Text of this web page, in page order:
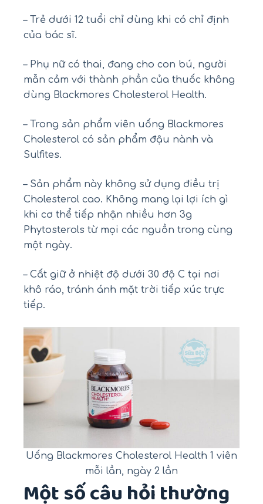
– Trẻ dưới 12 tuổi chỉ dùng khi có chỉ định
của bác sĩ.
– Phụ nữ có thai, đang cho con bú, người
mẫn cảm với thành phần của thuốc không
dùng Blackmores Cholesterol Health.
– Trong sản phẩm viên uống Blackmores
Cholesterol có sản phẩm đậu nành và
Sulfites.
– Sản phẩm này không sử dụng điều trị
Cholesterol cao. Không mang lại lợi ích gì
khi cơ thể tiếp nhận nhiều hơn 3g
Phytosterols từ mọi các nguồn trong cùng
một ngày.
– Cất giữ ở nhiệt độ dưới 30 độ C tại nơi
khô ráo, tránh ánh mặt trời tiếp xúc trực
tiếp.
Uống Blackmores Cholesterol Health 1 viên
mỗi lần, ngày 2 lần
Một số câu hỏi thường